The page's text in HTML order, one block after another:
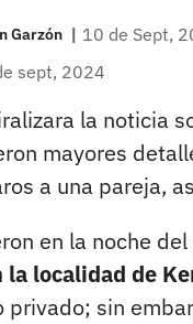
Garzón | 10 de Sept,
sept, 2024
la noticia
mayores
a una pareja,
en la noche
la localidad de
privado; sin